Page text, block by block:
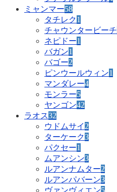
ミャンマー58
タチレク1
チャウンタービーチ
ネピドー1
バガン1
バゴー2
ピンウールウィン1
マンダレー4
モンラー5
ヤンゴン42
ラオス32
ウドムサイ 2
ターケーク3
パクセー1
ムアンシン3
ルアンナムター2
ルアンパバーン3